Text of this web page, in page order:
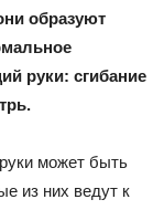
образуют
руки: сгибание
может быть
из них ведут к